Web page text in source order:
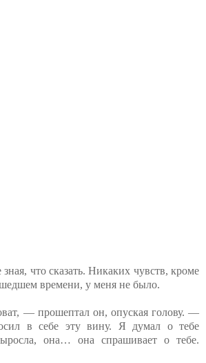
что сказать. Никаких чувств, кроме
времени, у меня не было.
— прошептал он, опуская голову. —
в себе эту вину. Я думал о тебе
она… она спрашивает о тебе.